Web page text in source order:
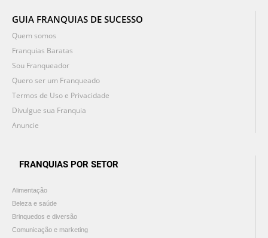
GUIA FRANQUIAS DE SUCESSO
Quem somos
Franquias Baratas
Sou Franqueador
Quero ser um Franqueado
Termos de Uso e Privacidade
Divulgue sua Franquia
Anuncie
FRANQUIAS POR SETOR
Alimentação
Beleza e saúde
Brinquedos e diversão
Comunicação e marketing